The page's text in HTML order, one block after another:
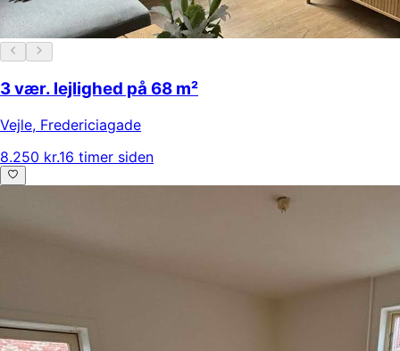
3 vær. lejlighed på 68 m²
Vejle, Fredericiagade
8.250 kr.16 timer siden